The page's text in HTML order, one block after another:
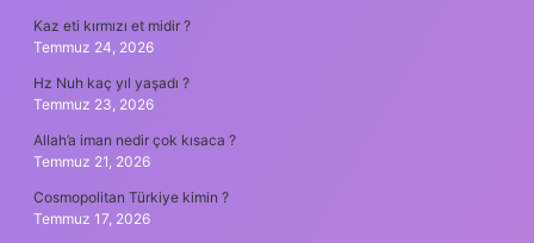
Kaz eti kırmızı et midir ?
Temmuz 24, 2026
Hz Nuh kaç yıl yaşadı ?
Temmuz 23, 2026
Allah’a iman nedir çok kısaca ?
Temmuz 21, 2026
Cosmopolitan Türkiye kimin ?
Temmuz 17, 2026